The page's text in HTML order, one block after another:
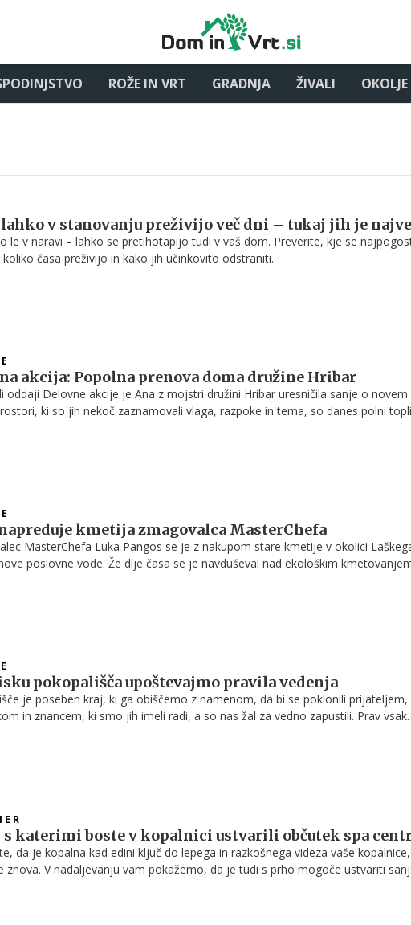
ROŽE IN VRT GRADNJA ŽIVALI OKOLJE
v stanovanju preživijo več dni – tukaj jih je
le v naravi – lahko se pretihotapijo tudi v vaš dom. Preverite, kje se
koliko časa preživijo in kako jih učinkovito odstraniti.
akcija: Popolna prenova doma družine Hribar
oddaji Delovne akcije je Ana z mojstri družini Hribar uresničila sanje o novem
ki so jih nekoč zaznamovali vlaga, razpoke in tema, so danes polni
kmetija zmagovalca MasterChefa
MasterChefa Luka Pangos se je z nakupom stare kmetije v okolici
poslovne vode. Že dlje časa se je navduševal nad ekološkim
pokopališča upoštevajmo pravila vedenja
je poseben kraj, ki ga obiščemo z namenom, da bi se poklonili prijateljem,
in znancem, ki smo jih imeli radi, a so nas žal za vedno zapustili. Prav vsak
s katerimi boste v kopalnici ustvarili občutek spa
da je kopalna kad edini ključ do lepega in razkošnega videza vaše kopalnice,
znova. V nadaljevanju vam pokažemo, da je tudi s prho mogoče ustvariti